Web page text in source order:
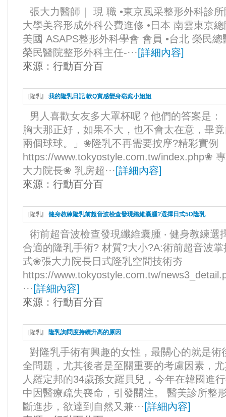
張大力醫師｜ 現 職 •東京風采整形外科診
大學美容形成外科公費進修 •日本 南雲東京
美國 ASAPS整形外科學會 會員 •台北 榮民
榮民醫院整形外科主任-··· [詳細內容]
來源： 行動百分百
[隆乳] 我的隆乳日記 軟Q實感變身窈窕小姐姐
男人喜歡女友多大罩杯呢？他們的答案是
胸大那正好，如果不大，也不會太在意，畢
兩個球球。」❀隆乳不再需要按摩?精彩實例
https://www.tokyostyle.com.tw/index.php❀
大力院長❀ 乳房超··· [詳細內容]
來源： 行動百分百
[隆乳] 健身教練隆乳前超音波檢查發現纖維囊腫?選擇日式5D隆乳
術前超音波檢查發現纖維囊腫 ‧ 健身教練
合適的隆乳手術? 材質?大小?A:術前超音波
式❀張大力院長日式隆乳空間技術夯
https://www.tokyostyle.com.tw/
··· [詳細內容]
來源： 行動百分百
[隆乳] 隆乳詢問度持續升高的原因
對隆乳手術有興趣的女性，最關心的就是
全問題，尤其後者是至關重要的考慮因素，
人羅定邦的34歲孫女羅貝兒，今年在韓國進
中因醫療疏失喪命，引發關注。 醫美診所整
斷進步，欲達到自然又兼··· [詳細內容]